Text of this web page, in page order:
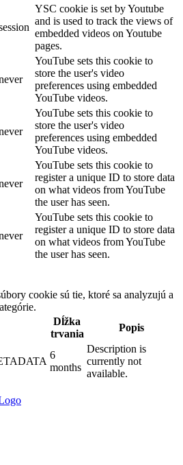
YSC cookie is set by Youtube
and is used to track the views of
embedded videos on Youtube
pages.
YouTube sets this cookie to
store the user's video
preferences using embedded
YouTube videos.
YouTube sets this cookie to
store the user's video
preferences using embedded
YouTube videos.
YouTube sets this cookie to
register a unique ID to store data
on what videos from YouTube
the user has seen.
YouTube sets this cookie to
register a unique ID to store data
on what videos from YouTube
the user has seen.
cookie sú tie, ktoré sa analyzujú a
Dĺžka
trvania
Popis
6
months
Description is
currently not
available.